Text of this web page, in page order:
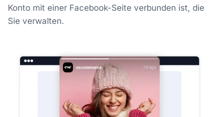
Konto mit einer Facebook-Seite verbunden ist, die
Sie verwalten.